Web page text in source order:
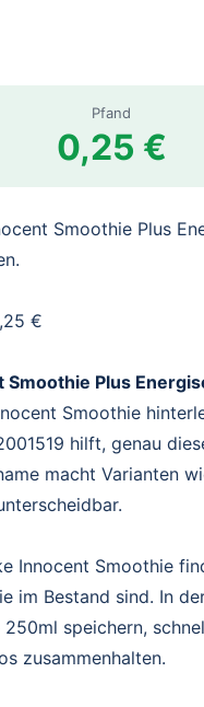
Pfand
0,25 €
Smoothie Plus
€
Smoothie Plus
Smoothie
hilft, genau
macht Varianten
Innocent Smoothie
im Bestand sind. In
250ml speichern,
zusammenhalten.